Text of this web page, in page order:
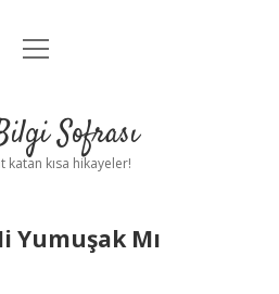
Anasayfa
Uyarı
menüyü
Sofrası
katan kısa hikayeler!
Mı